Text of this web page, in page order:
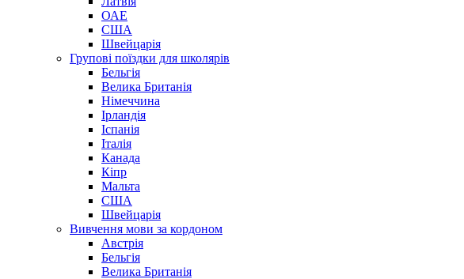
ОАЕ
США
Швейцарія
Групові поїздки для школярів
Бельгія
Велика Британія
Німеччина
Ірландія
Іспанія
Італія
Канада
Кіпр
Мальта
США
Швейцарія
Вивчення мови за кордоном
Австрія
Бельгія
Велика Британія